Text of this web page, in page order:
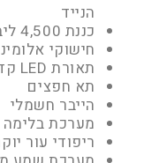
הנייד
כננת 4,500 ליברות
חישוקי אלומיניום 14″
תאורת LED קדמית/אחורית Ridevision
תא חפצים
הייבר חשמלי
מערכת בלימה
ריפודי עור